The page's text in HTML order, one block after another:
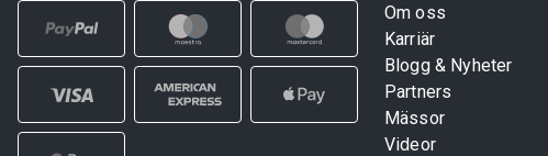
Om oss
Karriär
Blogg & Nyheter
Partners
Mässor
Videor